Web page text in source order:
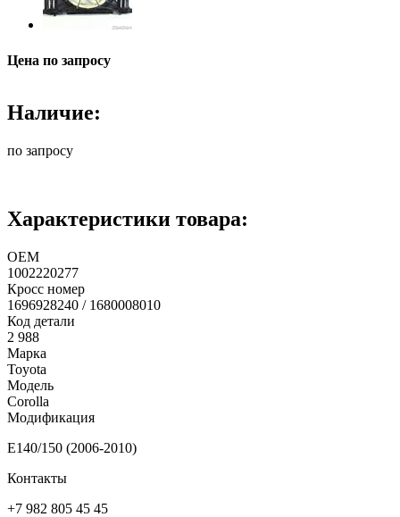
Цена по запросу
Наличие:
по запросу
Характеристики товара:
ОЕМ
1002220277
Кросс номер
1696928240 / 1680008010
Код детали
2 988
Марка
Toyota
Модель
Corolla
Модификация
E140/150 (2006-2010)
Контакты
+7 982 805 45 45